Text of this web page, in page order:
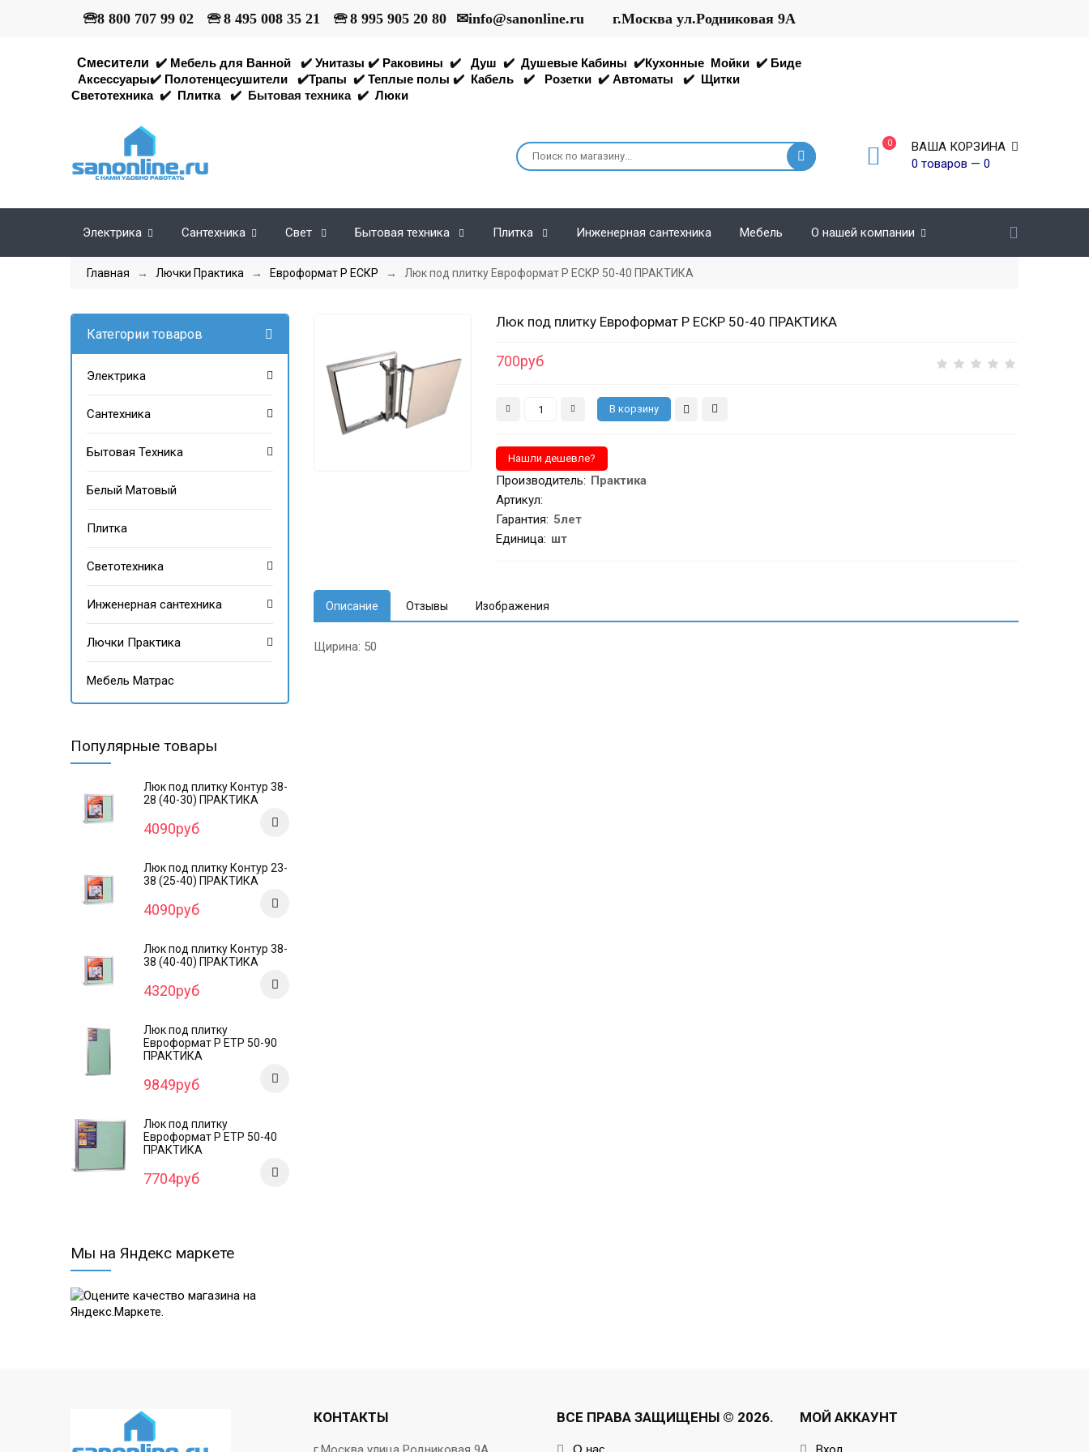
🕾8 800 707 99 02 🕾 8 495 008 35 21 🕾 8 995 905 20 80 ✉info@sanonline.ru г.Москва ул.Родниковая 9А
Смесители ✔️ Мебель для Ванной ✔️ Унитазы ✔️ Раковины ✔️ Душ ✔️ Душевые Кабины ✔️Кухонные Мойки ✔️ Биде
Аксессуары✔️ Полотенцесушители ✔️Трапы ✔️ Теплые полы ✔️ Кабель ✔️ Розетки ✔️ Автоматы ✔️ Щитки
Светотехника ✔️ Плитка ✔️ Бытовая техника ✔️ Люки
0
ВАША КОРЗИНА
0 товаров — 0
Электрика Сантехника Свет Бытовая техника Плитка Инженерная сантехника Мебель О нашей компании
Главная → Лючки Практика → Евроформат Р ЕСКР → Люк под плитку Евроформат Р ЕСКР 50-40 ПРАКТИКА
Люк под плитку Евроформат Р ЕСКР 50-40 ПРАКТИКА
700руб
Производитель: Практика
Артикул:
Гарантия: 5лет
Единица: шт
Описание Отзывы Изображения
Щирина: 50
Категории товаров
Электрика
Сантехника
Бытовая Техника
Белый Матовый
Плитка
Светотехника
Инженерная сантехника
Лючки Практика
Мебель Матрас
Популярные товары
Люк под плитку Контур 38-
28 (40-30) ПРАКТИКА
4090руб
Люк под плитку Контур 23-
38 (25-40) ПРАКТИКА
4090руб
Люк под плитку Контур 38-
38 (40-40) ПРАКТИКА
4320руб
Люк под плитку
Евроформат Р ЕТР 50-90
ПРАКТИКА
9849руб
Люк под плитку
Евроформат Р ЕТР 50-40
ПРАКТИКА
7704руб
Мы на Яндекс маркете
КОНТАКТЫ ВСЕ ПРАВА ЗАЩИЩЕНЫ © 2026.
О нас
МОЙ АККАУНТ